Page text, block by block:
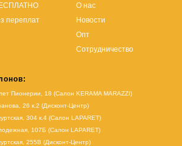
переплат
О нас
Новости
Опт
Сотрудничество
Пионерии, 18 (Салон KERAMA MARAZZI)
26 к.2 (Дисконт-Центр)
304 к.4 (Салон LAPARET)
107Б (Салон LAPARET)
255В (Дисконт-Центр)